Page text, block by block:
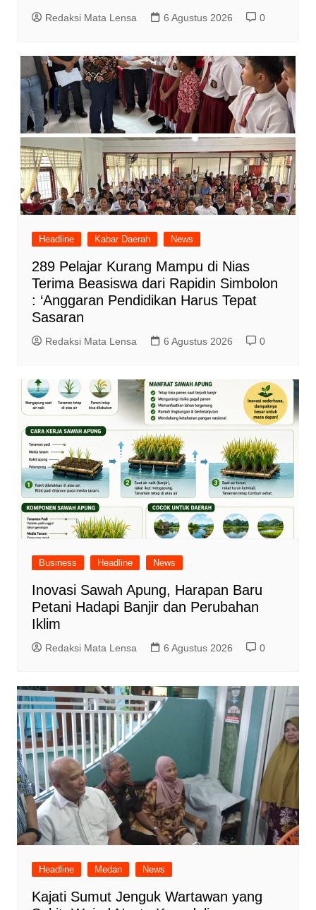
Redaksi Mata Lensa 6 Agustus 2026 0
Headline Kabar Daerah News
289 Pelajar Kurang Mampu di Nias
Terima Beasiswa dari Rapidin Simbolon
: ‘Anggaran Pendidikan Harus Tepat
Sasaran
Redaksi Mata Lensa 6 Agustus 2026 0
Business Headline News
Inovasi Sawah Apung, Harapan Baru
Petani Hadapi Banjir dan Perubahan
Iklim
Redaksi Mata Lensa 6 Agustus 2026 0
Headline Medan News
Kajati Sumut Jenguk Wartawan yang